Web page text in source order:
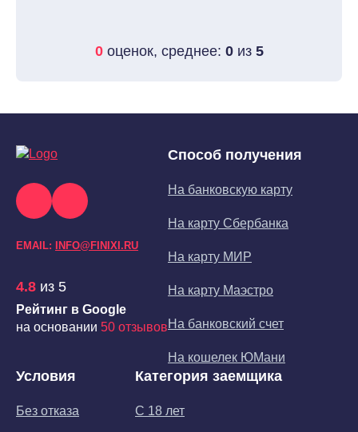
0оценок, среднее: 0из 5
EMAIL: INFO@FINIXI.RU
4.8 из 5
Рейтинг в Google
на основании 50 отзывов
Способ получения
На банковскую карту
На карту Сбербанка
На карту МИР
На карту Маэстро
На банковский счет
На кошелек ЮМани
Условия
Без отказа
Категория заемщика
С 18 лет